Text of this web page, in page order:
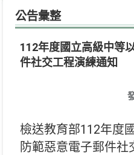
公告彙整
112年度國立高級中等
件社交工程演練通知
檢送教育部112年度
防範惡意電子郵件社